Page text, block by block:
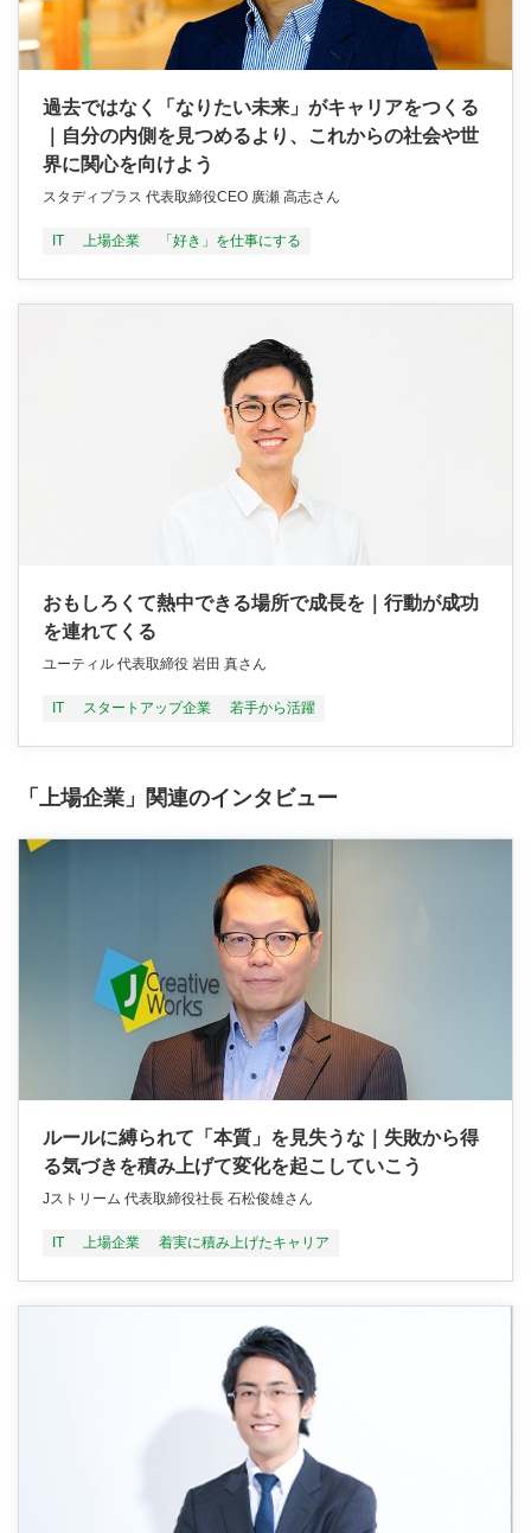
過去ではなく「なりたい未来」がキャリアをつくる
｜自分の内側を見つめるより、これからの社会や世
界に関心を向けよう
スタディプラス 代表取締役CEO 廣瀬 高志さん
IT 上場企業 「好き」を仕事にする
おもしろくて熱中できる場所で成長を｜行動が成功
を連れてくる
ユーティル 代表取締役 岩田 真さん
IT スタートアップ企業 若手から活躍
「上場企業」関連のインタビュー
ルールに縛られて「本質」を見失うな｜失敗から得
る気づきを積み上げて変化を起こしていこう
Jストリーム 代表取締役社長 石松俊雄さん
IT 上場企業 着実に積み上げたキャリア